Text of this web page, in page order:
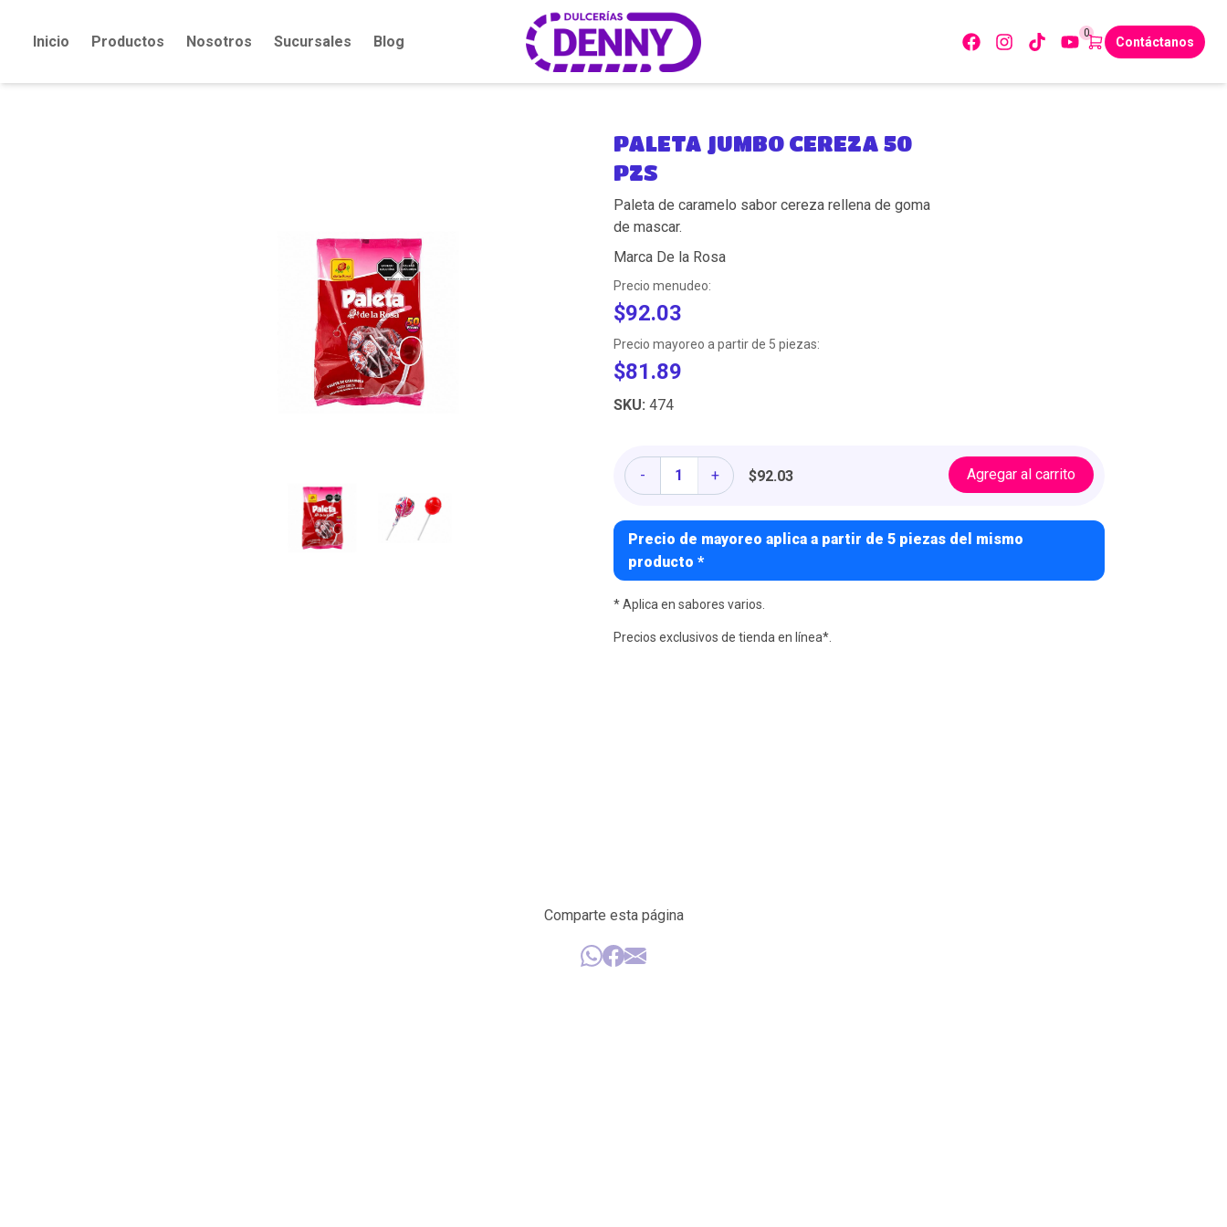
Inicio Productos Nosotros Sucursales Blog Contáctanos
0
PALETA JUMBO CEREZA 50
PZS
Paleta de caramelo sabor cereza rellena de goma
de mascar.
Marca De la Rosa
Precio menudeo:
$92.03
Precio mayoreo a partir de 5 piezas:
$81.89
SKU: 474
-
Cantidad + $92.03 Agregar al carrito
Precio de mayoreo aplica a partir de 5 piezas del mismo
producto *
* Aplica en sabores varios.
Precios exclusivos de tienda en línea*.
Comparte esta página